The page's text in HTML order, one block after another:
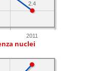
2011
2.4
nuclei